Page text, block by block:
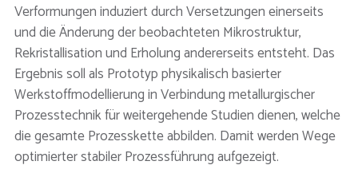
Verformungen induziert durch Versetzungen einerseits
und die Änderung der beobachteten Mikrostruktur,
Rekristallisation und Erholung andererseits entsteht. Das
Ergebnis soll als Prototyp physikalisch basierter
Werkstoffmodellierung in Verbindung metallurgischer
Prozesstechnik für weitergehende Studien dienen, welche
die gesamte Prozesskette abbilden. Damit werden Wege
optimierter stabiler Prozessführung aufgezeigt.